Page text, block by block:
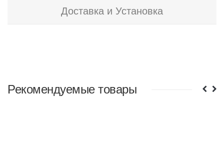
Доставка и Установка
Рекомендуемые товары